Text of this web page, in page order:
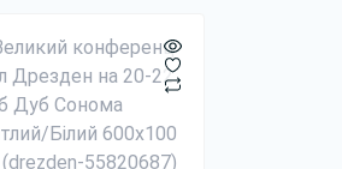
— форма.
Тому в описі
кімнат він